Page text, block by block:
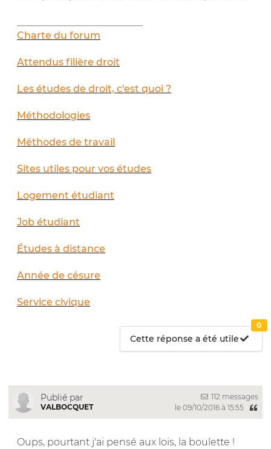
Charte du forum
Attendus filière droit
Les études de droit, c'est quoi ?
Méthodologies
Méthodes de travail
Sites utiles pour vos études
Logement étudiant
Job étudiant
Études à distance
Année de césure
Service civique
Cette réponse a été utile
0
Publié par
VALBOCQUET
112 messages
le 09/10/2016 à 15:55
Oups, pourtant j'ai pensé aux lois, la boulette !